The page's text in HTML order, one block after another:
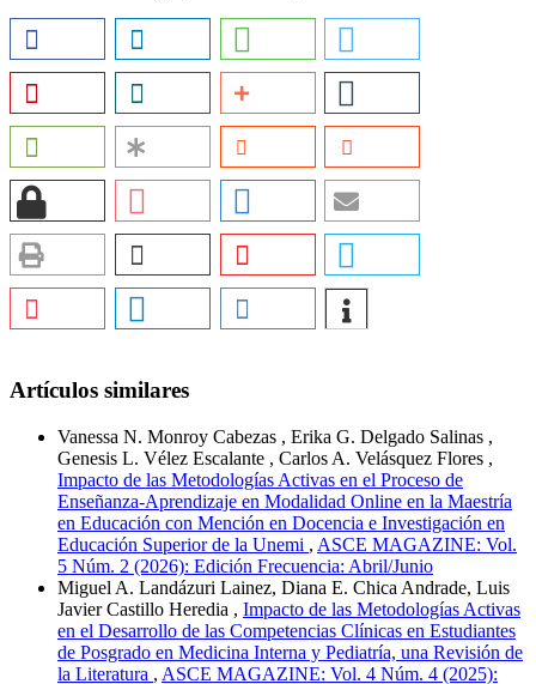
Artículos similares
Vanessa N. Monroy Cabezas , Erika G. Delgado Salinas ,
Genesis L. Vélez Escalante , Carlos A. Velásquez Flores ,
Impacto de las Metodologías Activas en el Proceso de
Enseñanza-Aprendizaje en Modalidad Online en la Maestría
en Educación con Mención en Docencia e Investigación en
Educación Superior de la Unemi , ASCE MAGAZINE: Vol.
5 Núm. 2 (2026): Edición Frecuencia: Abril/Junio
Miguel A. Landázuri Lainez, Diana E. Chica Andrade, Luis
Javier Castillo Heredia , Impacto de las Metodologías Activas
en el Desarrollo de las Competencias Clínicas en Estudiantes
de Posgrado en Medicina Interna y Pediatría, una Revisión de
la Literatura , ASCE MAGAZINE: Vol. 4 Núm. 4 (2025):